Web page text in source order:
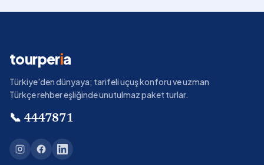
tourperia
Türkiye'den dünyaya; tarifeli uçuş konforu ve uzman
Türkçe rehber eşliğinde unutulmaz paket turlar.
📞 4447871